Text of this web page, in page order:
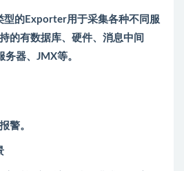
型的Exporter用于采集各种不同服
的有数据库、硬件、消息中间
器、JMX等。
警。